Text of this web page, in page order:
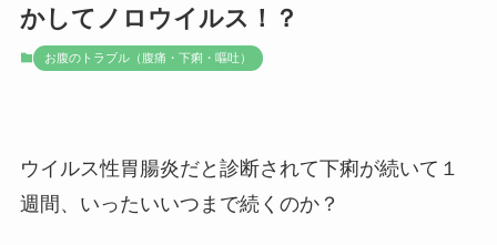
かしてノロウイルス！？
お腹のトラブル（腹痛・下痢・嘔吐）
ウイルス性胃腸炎だと診断されて下痢が続いて１
週間、いったいいつまで続くのか？